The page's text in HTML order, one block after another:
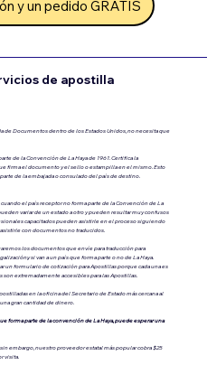
de apostilla
de Documentos dentro de los Estados Unidos, no necesita que
de la Convención de La Haya de 1961. Certifica la
firma el documento y el sello o estampilla en el mismo. Esto
de la embajada o consulado del país de destino.
el país receptor no forma parte de la Convención de La
variar de un estado a otro y pueden resultar muy confusos
capacitados pueden asistirle en el proceso siguiendo
con documentos no traducidos.
los documentos que envíe para traducción para
si van a un país que forma parte o no de La Haya.
un formulario de cotización para Apostillas porque cada una es
son extremadamente accesibles para las Apostillas.
en la oficina del Secretario de Estado más cercana al
gran cantidad de dinero.
forma parte de la convención de La Haya, puede esperar una
embargo, nuestro proveedor estatal más popular cobra $25
visita.
y un pedido GRATIS